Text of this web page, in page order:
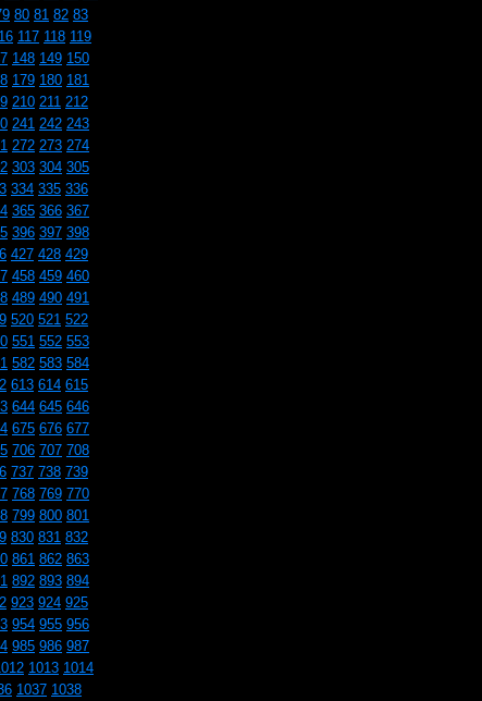
80 81 82 83
117 118 119
148 149 150
179 180 181
210 211 212
241 242 243
272 273 274
303 304 305
334 335 336
365 366 367
396 397 398
427 428 429
458 459 460
489 490 491
520 521 522
551 552 553
582 583 584
613 614 615
644 645 646
675 676 677
706 707 708
737 738 739
768 769 770
799 800 801
830 831 832
861 862 863
892 893 894
923 924 925
954 955 956
985 986 987
1013 1014
1037 1038